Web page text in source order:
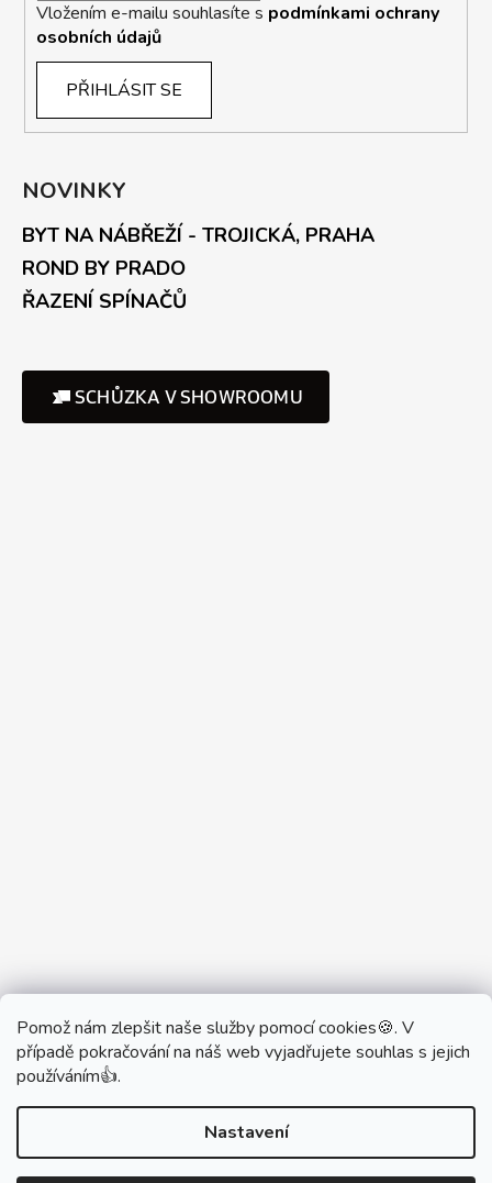
Pomož nám zlepšit naše služby pomocí cookies🍪. V
případě pokračování na náš web vyjadřujete souhlas s jejich
používáním👍.
Nastavení
Vložením e-mailu souhlasíte s podmínkami ochrany
osobních údajů
PŘIHLÁSIT SE
NOVINKY
BYT NA NÁBŘEŽÍ - TROJICKÁ, PRAHA
ROND BY PRADO
ŘAZENÍ SPÍNAČŮ
SCHŮZKA V SHOWROOMU
Partner Showroom MONOBRAND
Partner Eshop Monobrand.online